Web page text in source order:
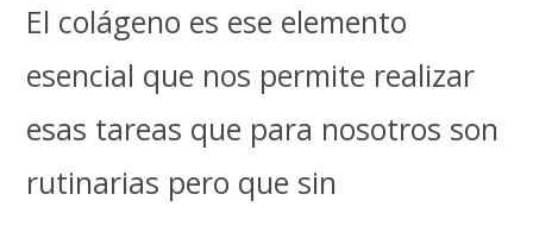
El colágeno es ese elemento
esencial que nos permite realizar
esas tareas que para nosotros son
rutinarias pero que sin